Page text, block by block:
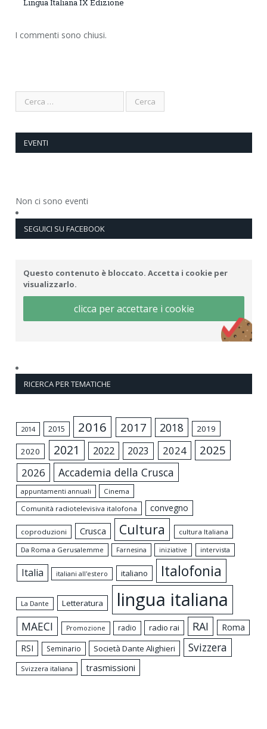
Lingua Italiana IX Edizione
I commenti sono chiusi.
EVENTI
Non ci sono eventi
SEGUICI SU FACEBOOK
Questo contenuto è bloccato. Accetta i cookie per
visualizzarlo.
clicca per accettare i cookie
RICERCA PER TEMATICHE
2014 2015 2016 2017 2018 2019
2020 2021 2022 2023 2024 2025
2026 Accademia della Crusca
appuntamenti annuali
Cinema
Comunità radiotelevisiva italofona
convegno
coproduzioni Crusca Cultura
cultura Italiana
Da Roma a Gerusalemme
Farnesina iniziative intervista
Italia italiani all'estero italiano Italofonia
La Dante Letteratura lingua italiana
MAECI Promozione radio radio rai RAI
Roma
RSI
Seminario Società Dante Alighieri Svizzera
Svizzera italiana trasmissioni